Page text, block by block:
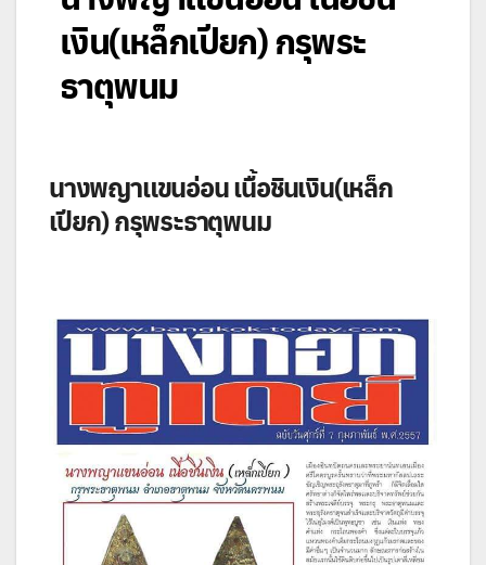
เงิน(เหล็กเปียก) กรุพระ
ธาตุพนม
นางพญาแขนอ่อน เนื้อชินเงิน(เหล็ก
เปียก) กรุพระธาตุพนม